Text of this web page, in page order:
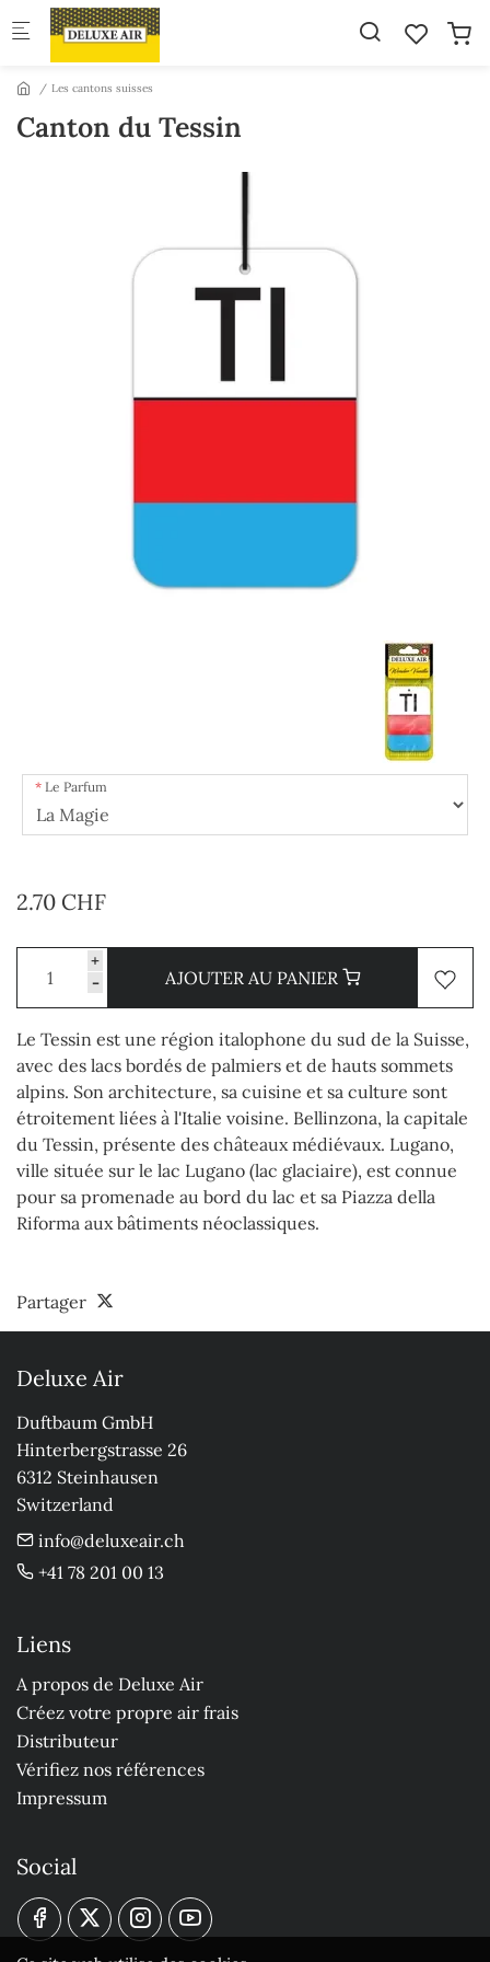
Skip to main content
Les cantons suisses
Canton du Tessin
Le Parfum
2.70 CHF
+
-
AJOUTER AU PANIER
Le Tessin est une région italophone du sud de la Suisse,
avec des lacs bordés de palmiers et de hauts sommets
alpins. Son architecture, sa cuisine et sa culture sont
étroitement liées à l'Italie voisine. Bellinzona, la capitale
du Tessin, présente des châteaux médiévaux. Lugano,
ville située sur le lac Lugano (lac glaciaire), est connue
pour sa promenade au bord du lac et sa Piazza della
Riforma aux bâtiments néoclassiques.
Partager
Deluxe Air
Duftbaum GmbH
Hinterbergstrasse 26
6312 Steinhausen
Switzerland
info@deluxeair.ch
+41 78 201 00 13
Liens
A propos de Deluxe Air
Créez votre propre air frais
Distributeur
Vérifiez nos références
Impressum
Social